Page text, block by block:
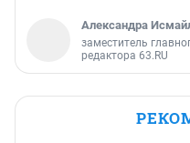
Александра
заместитель
редактора 63.RU